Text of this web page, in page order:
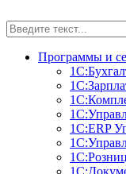
Программы и
1С:ERP